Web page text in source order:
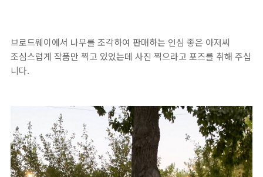
브로드웨이에서 나무를 조각하여 판매하는 인심 좋은 아저씨
조심스럽게 작품만 찍고 있었는데 사진 찍으라고 포즈를 취해 주십
니다.